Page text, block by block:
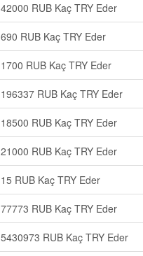
42000 RUB Kaç TRY Eder
690 RUB Kaç TRY Eder
1700 RUB Kaç TRY Eder
196337 RUB Kaç TRY Eder
18500 RUB Kaç TRY Eder
21000 RUB Kaç TRY Eder
15 RUB Kaç TRY Eder
77773 RUB Kaç TRY Eder
5430973 RUB Kaç TRY Eder